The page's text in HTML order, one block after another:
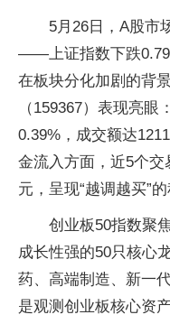
5月26日，A股市
——上证指数下跌
在板块分化加剧的背
（159367）表现亮
0.39%，成交额达
金流入方面，近5个
元，呈现“越调越买”的
创业板50指数聚
成长性强的50只核心
药、高端制造、新一
是观测创业板核心资